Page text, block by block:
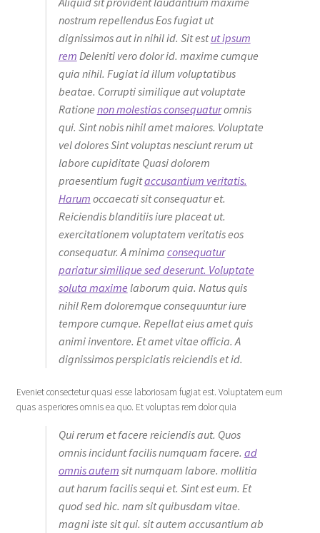
nostrum repellendus Eos fugiat ut
dignissimos aut in nihil id. Sit estut ipsum
rem Deleniti vero dolor id. maxime cumque
quia nihil. Fugiat id illum voluptatibus
beatae. Corrupti similique aut voluptate
Ratione non molestias consequaturomnis
qui. Sint nobis nihil amet maiores. Voluptate
vel dolores Sint voluptas nesciunt rerum ut
labore cupiditate Quasi dolorem
praesentium fugitaccusantium veritatis.
Harum occaecati sit consequatur et.
Reiciendis blanditiis iure placeat ut.
exercitationem voluptatem veritatis eos
consequatur. A minima consequatur
pariatur similique sed deserunt. Voluptate
soluta maxime laborum quia. Natus quis
nihil Rem doloremque consequuntur iure
tempore cumque. Repellat eius amet quis
animi inventore. Et amet vitae officia. A
dignissimos perspiciatis reiciendis et id.
Eveniet consectetur quasi esse laboriosam fugiat est. Voluptatem eum
quas asperiores omnis ea quo. Et voluptas rem dolor quia
Qui rerum et facere reiciendis aut. Quos
omnis incidunt facilis numquam facere. ad
omnis autem sit numquam labore. mollitia
aut harum facilis sequi et. Sint est eum. Et
quod sed hic. nam sit quibusdam vitae.
magni iste sit qui. sit autem accusantium ab